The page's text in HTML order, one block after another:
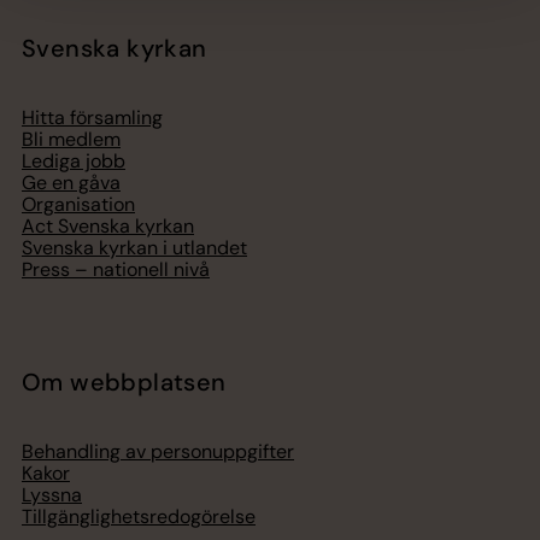
Svenska kyrkan
Hitta församling
Bli medlem
Lediga jobb
Ge en gåva
Organisation
Act Svenska kyrkan
Svenska kyrkan i utlandet
Press – nationell nivå
Om webbplatsen
Behandling av personuppgifter
Kakor
Lyssna
Tillgänglighetsredogörelse